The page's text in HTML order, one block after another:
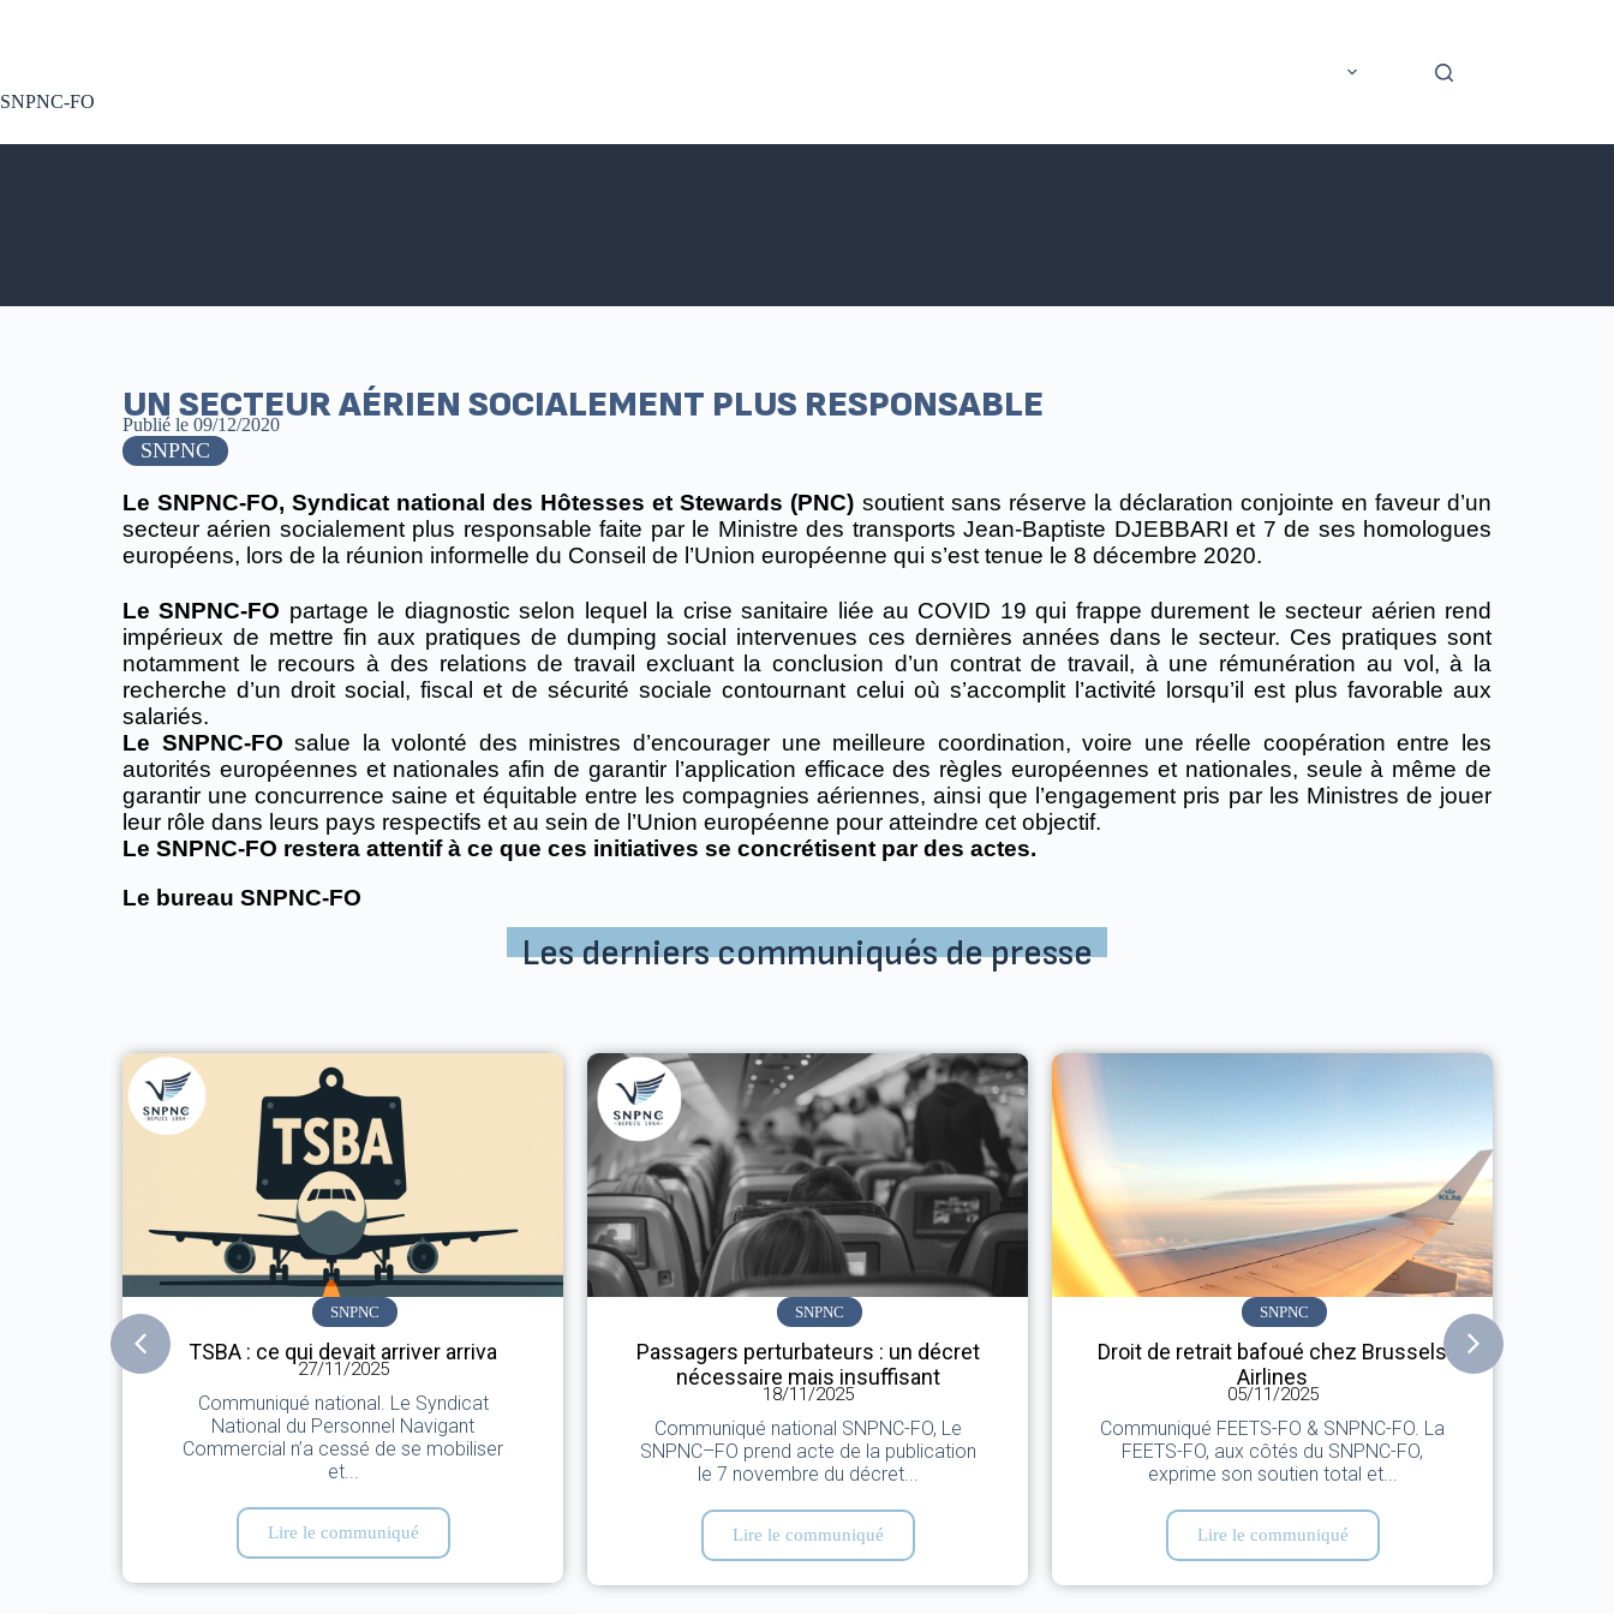
SNPNC-FO
UN SECTEUR AÉRIEN SOCIALEMENT PLUS RESPONSABLE
Publié le 09/12/2020
SNPNC
Le SNPNC-FO, Syndicat national des Hôtesses et Stewards (PNC) soutient sans réserve la déclaration conjointe en faveur d’un
secteur aérien socialement plus responsable faite par le Ministre des transports Jean-Baptiste DJEBBARI et 7 de ses homologues
européens, lors de la réunion informelle du Conseil de l’Union européenne qui s’est tenue le 8 décembre 2020.
Le SNPNC-FO partage le diagnostic selon lequel la crise sanitaire liée au COVID 19 qui frappe durement le secteur aérien rend
impérieux de mettre fin aux pratiques de dumping social intervenues ces dernières années dans le secteur. Ces pratiques sont
notamment le recours à des relations de travail excluant la conclusion d’un contrat de travail, à une rémunération au vol, à la
recherche d’un droit social, fiscal et de sécurité sociale contournant celui où s’accomplit l’activité lorsqu’il est plus favorable aux
salariés.
Le SNPNC-FO salue la volonté des ministres d’encourager une meilleure coordination, voire une réelle coopération entre les
autorités européennes et nationales afin de garantir l’application efficace des règles européennes et nationales, seule à même de
garantir une concurrence saine et équitable entre les compagnies aériennes, ainsi que l’engagement pris par les Ministres de jouer
leur rôle dans leurs pays respectifs et au sein de l’Union européenne pour atteindre cet objectif.
Le SNPNC-FO restera attentif à ce que ces initiatives se concrétisent par des actes.
Le bureau SNPNC-FO
Les derniers communiqués de presse
SNPNC
TSBA : ce qui devait arriver arriva
27/11/2025
Communiqué national. Le Syndicat
National du Personnel Navigant
Commercial n’a cessé de se mobiliser
et...
Lire le communiqué
SNPNC
Passagers perturbateurs : un décret
nécessaire mais insuffisant
18/11/2025
Communiqué national SNPNC-FO, Le
SNPNC–FO prend acte de la publication
le 7 novembre du décret...
Lire le communiqué
SNPNC
Droit de retrait bafoué chez Brussels
Airlines
05/11/2025
Communiqué FEETS-FO & SNPNC-FO. La
FEETS-FO, aux côtés du SNPNC-FO,
exprime son soutien total et...
Lire le communiqué